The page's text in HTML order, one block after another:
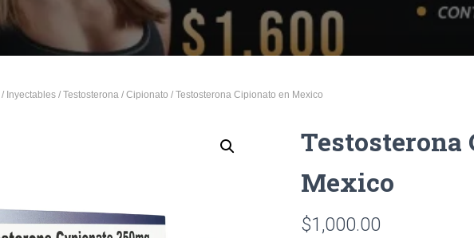
/ Inyectables / Testosterona / Cipionato / Testosterona Cipionato en Mexico
Testosterona
Mexico
$1,000.00